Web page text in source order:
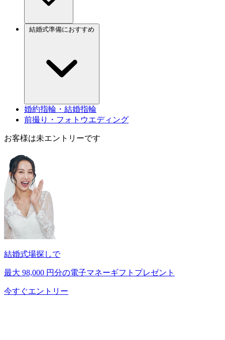
婚約指輪・結婚指輪
前撮り・フォトウエディング
お客様は未エントリーです
結婚式場探しで
最大 98,000 円分の電子マネーギフトプレゼント
今すぐエントリー